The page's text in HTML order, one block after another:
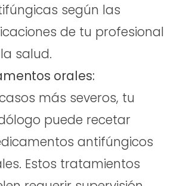
según las
de tu profesional
salud.
orales:
más severos, tu
puede recetar
antifúngicos
Estos tratamientos